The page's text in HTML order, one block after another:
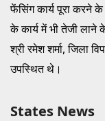
फेंसिंग कार्य पूरा करने के
के कार्य में भी तेजी
श्री रमेश शर्मा, जिला
उपस्थित थे।
States News